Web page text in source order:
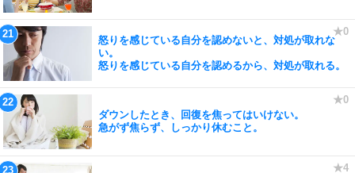
怒りを感じている自分を認めないと、対処が取れな
い。
怒りを感じている自分を認めるから、対処が取れる。
ダウンしたとき、回復を焦ってはいけない。
急がず焦らず、しっかり休むこと。